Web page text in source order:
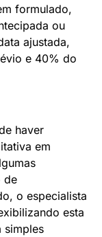
formulado,
ou
ajustada,
e 40% do
haver
em
de
o especialista
esta
simples